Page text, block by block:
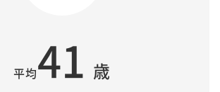
平均41 歳